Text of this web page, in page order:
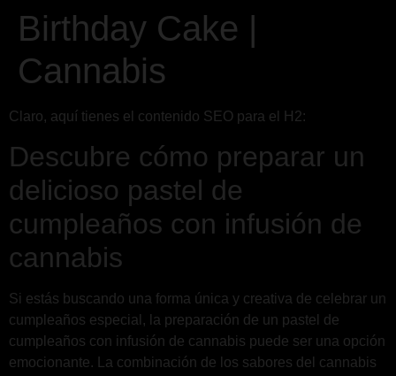
Birthday Cake |
Cannabis
Claro, aquí tienes el contenido SEO para el H2:
Descubre cómo preparar un
delicioso pastel de
cumpleaños con infusión de
cannabis
Si estás buscando una forma única y creativa de celebrar un
cumpleaños especial, la preparación de un pastel de
cumpleaños con infusión de cannabis puede ser una opción
emocionante. La combinación de los sabores del cannabis